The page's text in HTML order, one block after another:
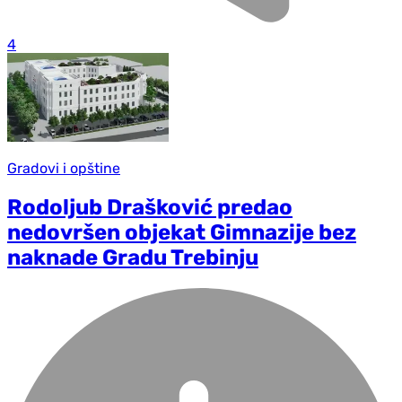
4
Gradovi i opštine
Rodoljub Drašković predao
nedovršen objekat Gimnazije bez
naknade Gradu Trebinju